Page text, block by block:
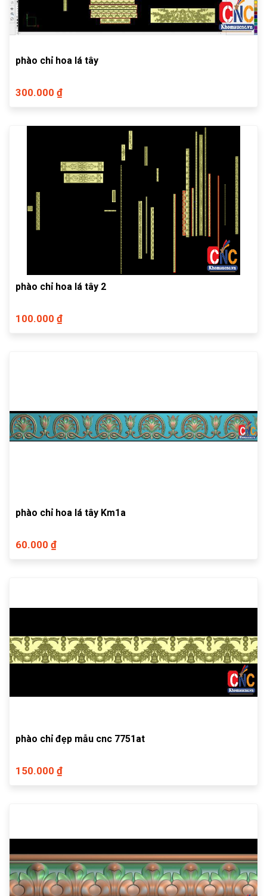
phào chỉ hoa lá tây
300.000 ₫
phào chỉ hoa lá tây 2
100.000 ₫
phào chỉ hoa lá tây Km1a
60.000 ₫
phào chỉ đẹp mẫu cnc 7751at
150.000 ₫